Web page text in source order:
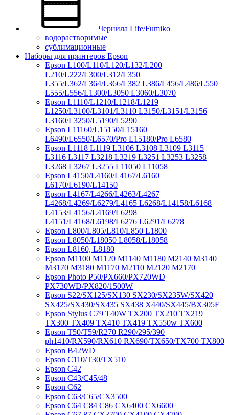
Чернила Life/Fumiko
водорастворимые
сублимационные
Наборы для принтеров Epson
Epson L100/L110/L120/L132/L200
L210/L222/L300/L312/L350
L355/L362/L364/L366/L382 L386/L456/L486/L550
L555/L556/L1300/L3050 L3060/L3070
Epson L1110/L1210/L1218/L1219
L1250/L3100/L3101/L3110 L3150/L3151/L3156
L3160/L3250/L5190/L5290
Epson L11160/L15150/L15160
L6490/L6550/L6570/Pro L15180/Pro L6580
Epson L1118 L1119 L3106 L3108 L3109 L3115
L3116 L3117 L3218 L3219 L3251 L3253 L3258
L3268 L3267 L3255 L11050 L11058
Epson L4150/L4160/L4167/L6160
L6170/L6190/L14150
Epson L4167/L4266/L4263/L4267
L4268/L4269/L6279/L4165 L6268/L14158/L6168
L4153/L4156/L4169/L6298
L4151/L4168/L6198/L6276 L6291/L6278
Epson L800/L805/L810/L850 L1800
Epson L8050/L18050 L8058/L18058
Epson L8160, L8180
Epson M1100 M1120 M1140 M1180 M2140 M3140
M3170 M3180 M1170 M2110 M2120 M2170
Epson Photo P50/PX660/PX720WD
PX730WD/PX820/1500W
Epson S22/SX125/SX130 SX230/SX235W/SX420
SX425/SX430/SX435 SX438 X440/SX445/BX305F
Epson Stylus C79 T40W TX200 TX210 TX219
TX300 TX409 TX410 TX419 TX550w TX600
Epson T50/T59/R270 R290/295/390
ph1410/RX590/RX610 RX690/TX650/TX700 TX800
Epson B42WD
Epson C110/T30/TX510
Epson C42
Epson C43/C45/48
Epson C62
Epson C63/C65/CX3500
Epson C64 C84 C86 CX6400 CX6600